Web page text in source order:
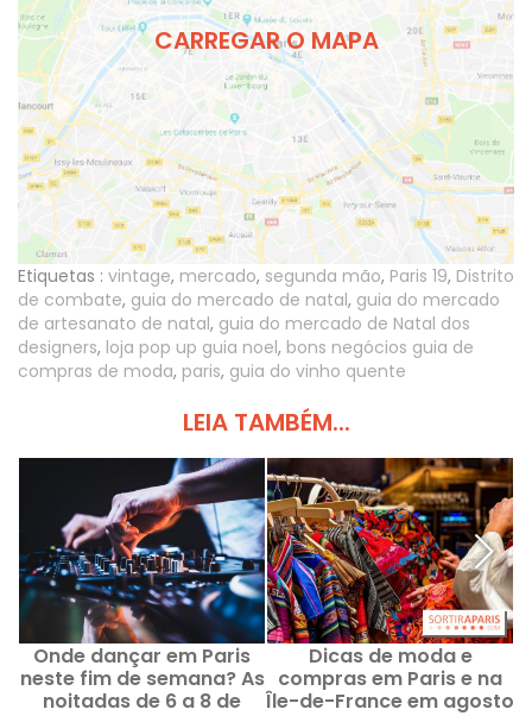
CARREGAR O MAPA
Etiquetas : vintage, mercado, segunda mão, Paris 19, Distrito
de combate, guia do mercado de natal, guia do mercado
de artesanato de natal, guia do mercado de Natal dos
designers, loja pop up guia noel, bons negócios guia de
compras de moda, paris, guia do vinho quente
LEIA TAMBÉM...
Onde dançar em Paris
neste fim de semana? As
noitadas de 6 a 8 de
Dicas de moda e
compras em Paris e na
Île-de-France em agosto